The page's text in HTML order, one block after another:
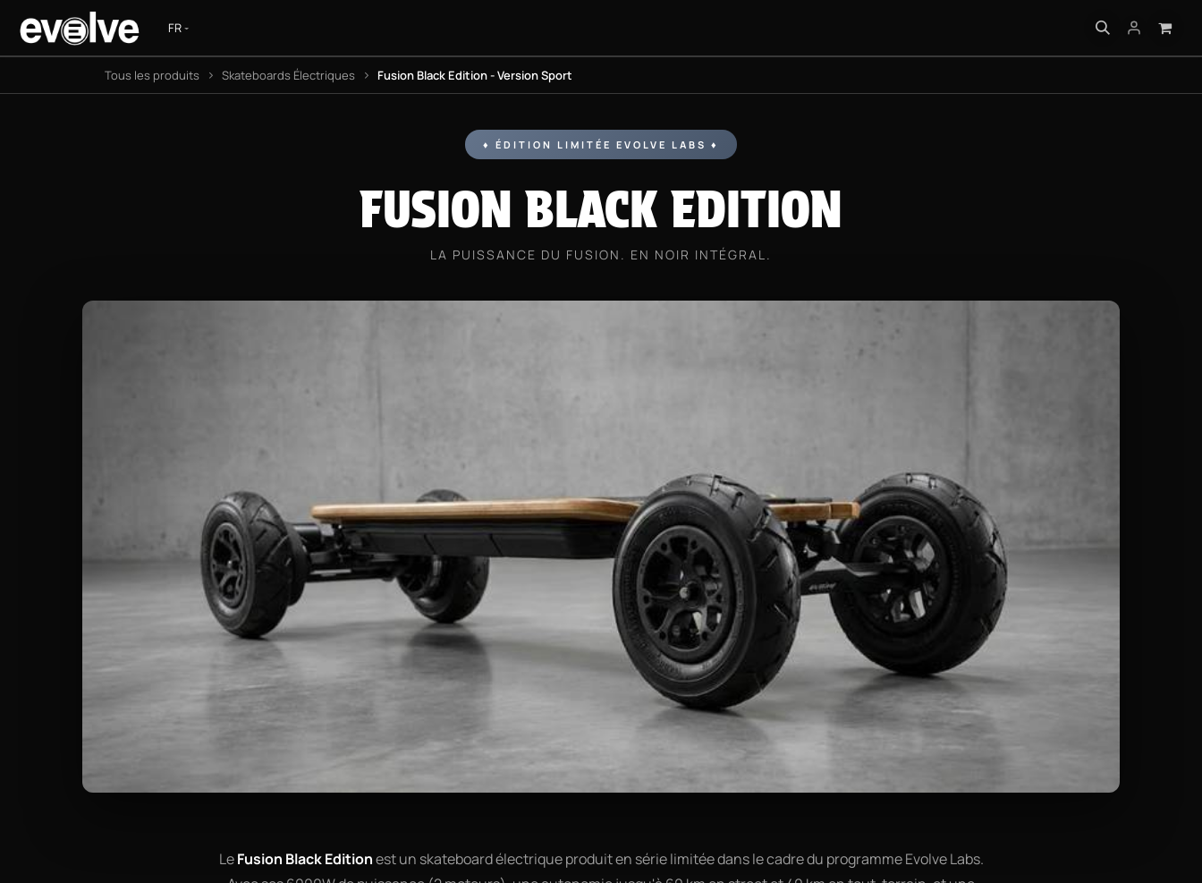
Se rendre au contenu
Tous les produits Skateboards Électriques Fusion Black Edition - Version Sport
♦ ÉDITION LIMITÉE EVOLVE LABS ♦
FUSION BLACK EDITION
LA PUISSANCE DU FUSION. EN NOIR INTÉGRAL.
LeFusion Black Editionest un skateboard électrique produit en série limitée dans le cadre du programme Evolve Labs.